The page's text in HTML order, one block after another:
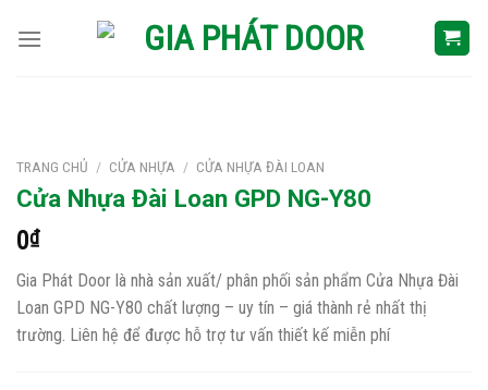
TRANG CHỦ / CỬA NHỰA / CỬA NHỰA ĐÀI LOAN
Cửa Nhựa Đài Loan GPD NG-Y80
0₫
Gia Phát Door là nhà sản xuất/ phân phối sản phẩm Cửa Nhựa Đài
Loan GPD NG-Y80 chất lượng – uy tín – giá thành rẻ nhất thị
trường. Liên hệ để được hỗ trợ tư vấn thiết kế miễn phí